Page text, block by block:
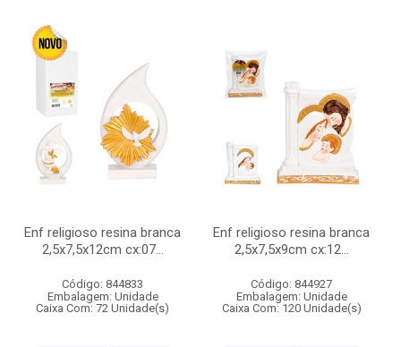
Enf religioso resina branca
2,5x7,5x12cm cx:07...
Código: 844833
Embalagem: Unidade
Caixa Com: 72 Unidade(s)
Enf religioso resina branca
2,5x7,5x9cm cx:12...
Código: 844927
Embalagem: Unidade
Caixa Com: 120 Unidade(s)